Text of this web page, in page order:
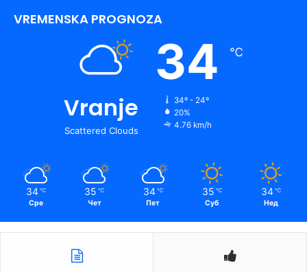
VREMENSKA PROGNOZA
Vranje
Scattered Clouds
34 ℃
34º - 24º
20%
4.76 km/h
34 ℃
Сре
35 ℃
Чет
34 ℃
Пет
35 ℃
Суб
34 ℃
Нед